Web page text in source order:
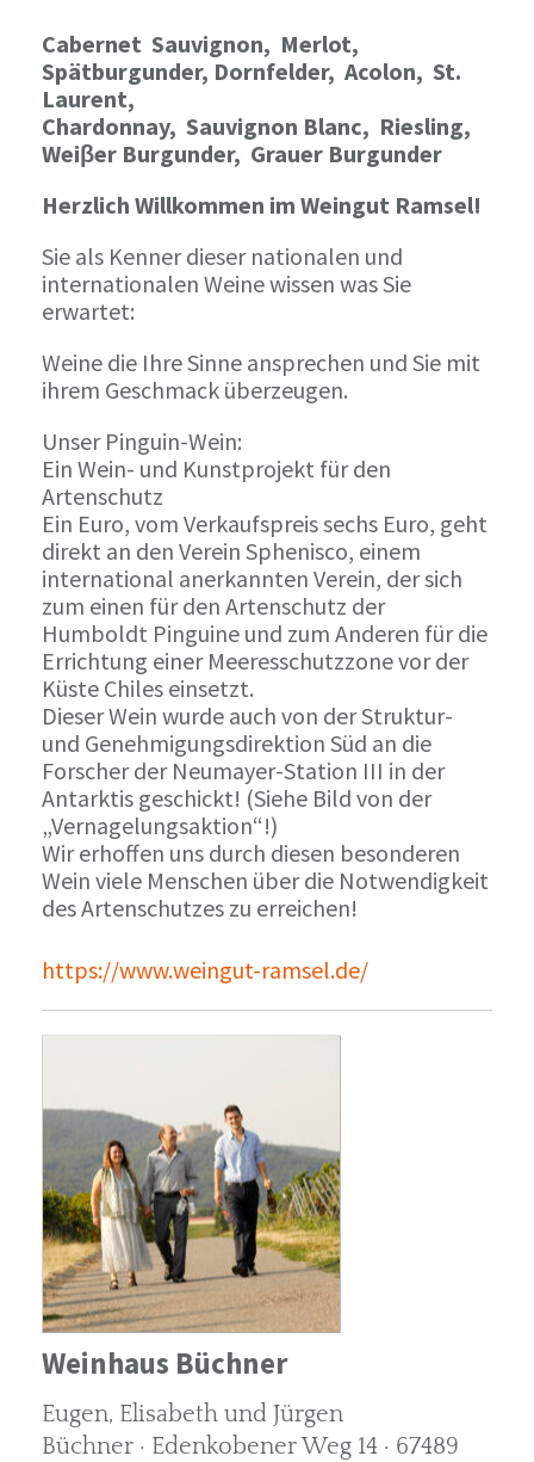
Cabernet Sauvignon, Merlot,
Spätburgunder, Dornfelder, Acolon, St.
Laurent,
Chardonnay, Sauvignon Blanc, Riesling,
Weiβer Burgunder, Grauer Burgunder
Herzlich Willkommen im Weingut Ramsel!
Sie als Kenner dieser nationalen und
internationalen Weine wissen was Sie
erwartet:
Weine die Ihre Sinne ansprechen und Sie mit
ihrem Geschmack überzeugen.
Unser Pinguin-Wein:
Ein Wein- und Kunstprojekt für den
Artenschutz
Ein Euro, vom Verkaufspreis sechs Euro, geht
direkt an den Verein Sphenisco, einem
international anerkannten Verein, der sich
zum einen für den Artenschutz der
Humboldt Pinguine und zum Anderen für die
Errichtung einer Meeresschutzzone vor der
Küste Chiles einsetzt.
Dieser Wein wurde auch von der Struktur-
und Genehmigungsdirektion Süd an die
Forscher der Neumayer-Station III in der
Antarktis geschickt! (Siehe Bild von der
„Vernagelungsaktion“!)
Wir erhoffen uns durch diesen besonderen
Wein viele Menschen über die Notwendigkeit
des Artenschutzes zu erreichen!
https://www.weingut-ramsel.de/
Weinhaus Büchner
Eugen, Elisabeth und Jürgen
Büchner · Edenkobener Weg 14 · 67489